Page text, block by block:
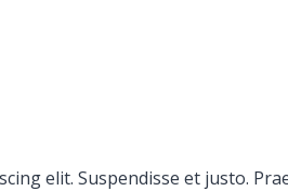
elit. Suspendisse et justo.